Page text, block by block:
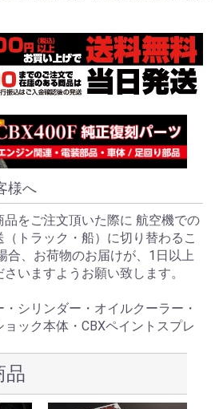
様へ
をご注文頂いた際に 航空機での
トラック・船）に切り替わるこ
合、お荷物のお届けが、1日以上
いますようお願い致します。
シリンダー・オイルクーラー・
ック本体・CBXペイントスプレ
品